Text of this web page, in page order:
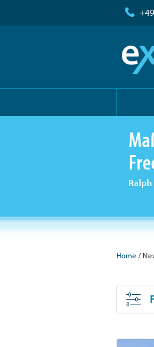
Home /